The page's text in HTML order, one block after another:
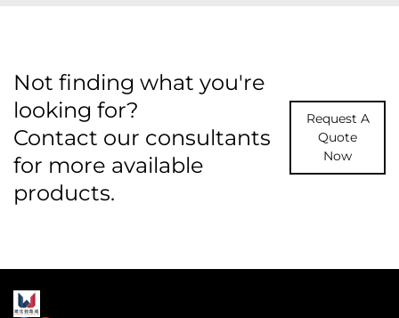
Not finding what you're
looking for?
Contact our consultants
for more available
products.
Request A
Quote
Now